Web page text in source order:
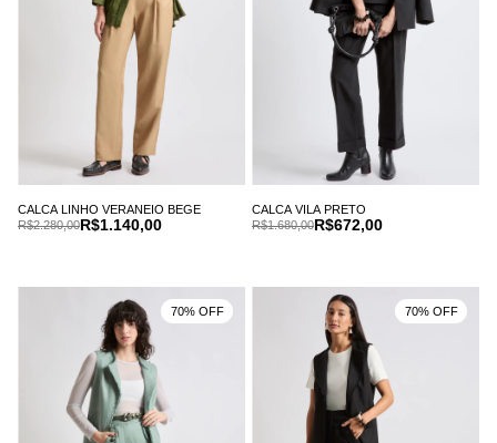
CALCA LINHO VERANEIO BEGE
R$1.140,00
R$2.280,00
CALCA VILA PRETO
R$672,00
R$1.680,00
70% OFF 70% OFF